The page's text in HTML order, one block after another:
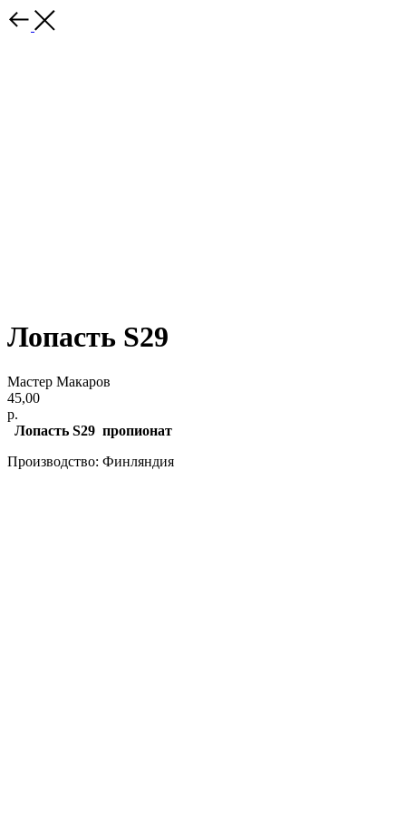
Лопасть S29
Мастер Макаров
45,00
р.
Лопасть S29 пропионат
Производство: Финляндия